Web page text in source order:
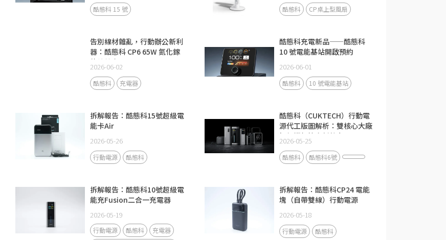
酷態科 15 號 酷態科 CP桌上型風扇
告別線材雜亂，行動辦公新利
器：酷態科 CP6 65W 氮化鎵
伸縮線充電器
2026-06-02
酷態科 充電器
酷態科充電新品——酷態科
10 號電能基站開啟預約
2026-06-01
酷態科 10 號電能基站
拆解報告：酷態科15號超級電
能卡Air
2026-05-26
行動電源 酷態科
酷態科（CUKTECH）行動電
源代工版圖解析：雙核心大廠
如何撐起快充新勢力？
2026-05-25
酷態科 酷態科6號
拆解報告：酷態科10號超級電
能充Fusion二合一充電器
2026-05-19
行動電源 酷態科
充電器
拆解報告：酷態科CP24 電能
塊（自帶雙線）行動電源
2026-05-18
行動電源 酷態科